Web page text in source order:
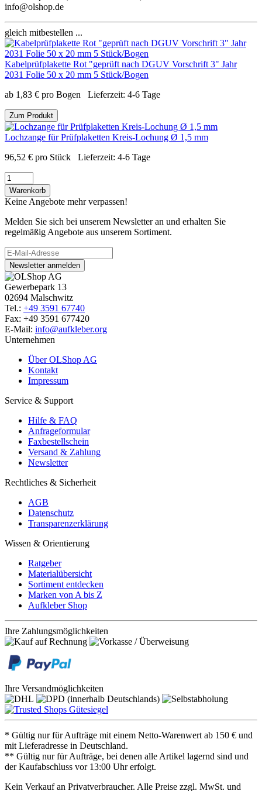
info@olshop.de
gleich mitbestellen ...
Kabelprüfplakette Rot "geprüft nach DGUV Vorschrift 3" Jahr
2031 Folie 50 x 20 mm 5 Stück/Bogen
ab 1,83 € pro Bogen Lieferzeit: 4-6 Tage
Zum Produkt
Lochzange für Prüfplaketten Kreis-Lochung Ø 1,5 mm
96,52 € pro Stück Lieferzeit: 4-6 Tage
Warenkorb
Keine Angebote mehr verpassen!
Melden Sie sich bei unserem Newsletter an und erhalten Sie
regelmäßig Angebote aus unserem Sortiment.
Newsletter anmelden
Gewerbepark 13
02694 Malschwitz
Tel.: +49 3591 67740
Fax: +49 3591 677420
E-Mail: info@aufkleber.org
Unternehmen
Über OLShop AG
Kontakt
Impressum
Service & Support
Hilfe & FAQ
Anfrageformular
Faxbestellschein
Versand & Zahlung
Newsletter
Rechtliches & Sicherheit
AGB
Datenschutz
Transparenzerklärung
Wissen & Orientierung
Ratgeber
Materialübersicht
Sortiment entdecken
Marken von A bis Z
Aufkleber Shop
Ihre Zahlungsmöglichkeiten
Ihre Versandmöglichkeiten
* Gültig nur für Aufträge mit einem Netto-Warenwert ab 150 € und
mit Lieferadresse in Deutschland.
** Gültig nur für Aufträge, bei denen alle Artikel lagernd sind und
der Kaufabschluss vor 13:00 Uhr erfolgt.
Kein Verkauf an Privatverbraucher. Alle Preise zzgl. MwSt. und